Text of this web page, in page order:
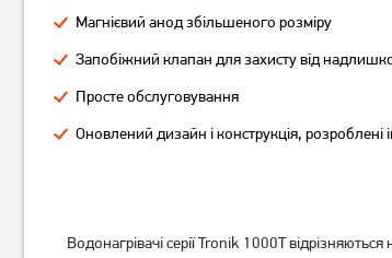
Магнієвий анод збільшеного розміру
Запобіжний клапан для захисту від
Просте обслуговування
Оновлений дизайн і конструкція,
Водонагрівачі серії Tronik 1000T